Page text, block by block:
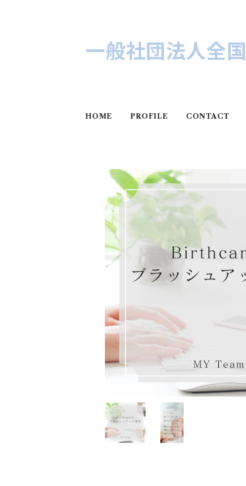
一般社団法人全
HOME PROFILE CONTACT